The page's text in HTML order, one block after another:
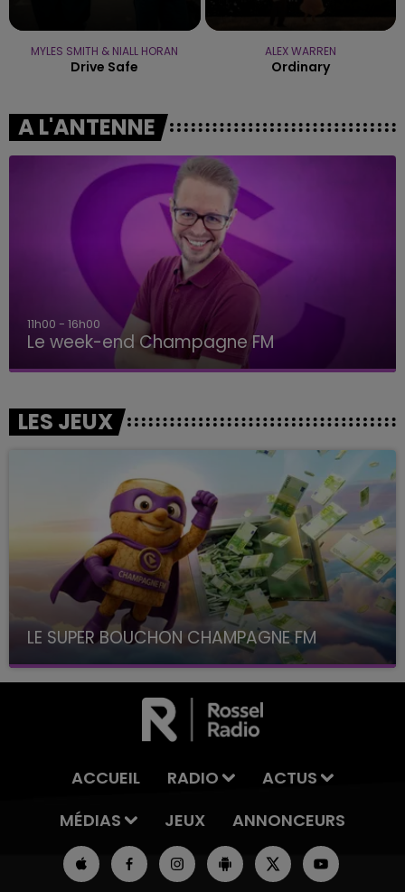
MYLES SMITH & NIALL HORAN
Drive Safe
ALEX WARREN
Ordinary
A L'ANTENNE
11h00 - 16h00
Le week-end Champagne FM
LES JEUX
LE SUPER BOUCHON CHAMPAGNE FM
avec La Famille Champagne FM, à 8H10
ACCUEIL RADIO
ACTUS
MÉDIAS
JEUX ANNONCEURS